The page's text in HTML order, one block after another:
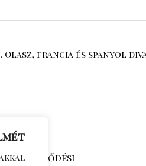
Olasz, francia és
Szerződési